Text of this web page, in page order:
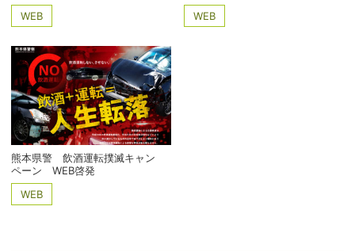
WEB
WEB
熊本県警 飲酒運転撲滅キャン
ペーン WEB啓発
WEB